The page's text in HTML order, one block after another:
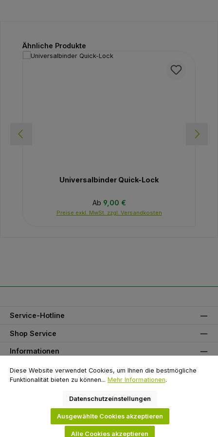
Produktgalerie überspringen
Ähnliche Produkte
Universalbinder Quick-Lock
Regulärer Preis:
Ab 9,00 €
Preise exkl. MwSt. zzgl. Versandkosten
Service-Hotline
Shop Service
Informationen
Unser Partner
Diese Website verwendet Cookies, um Ihnen die bestmögliche
Funktionalität bieten zu können... Mehr Informationen.
Datenschutzeinstellungen
Ausgewählte Cookies akzeptieren
Alle Cookies akzeptieren